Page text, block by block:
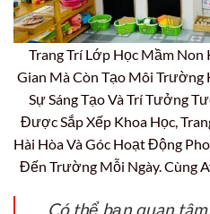
Trang Trí Lớp Học Mầm
Gian Mà Còn Tạo Môi Trường
Sự Sáng Tạo Và Trí Tưởng
Được Sắp Xếp Khoa Học,
Hài Hòa Và Góc Hoạt Động
Đến Trường Mỗi Ngày. Cùng
Có thể bạn quan